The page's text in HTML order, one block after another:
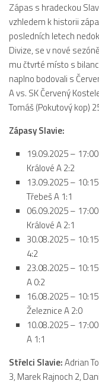
Vedení
Historie
Dokumenty
Aktuality
A tým
Zápasy MA 2026/27
Hráči
Realizační tým
Historie
Zápasy 2025/26
Zápasy 2024/25
2021/22
2020/21
2019/20
2018/19
Zápas s hradeckou
vzhledem k historii
posledních letech
Divize, se v nové
mu čtvrté místo s
naplno bodovali s
A vs. SK Červený
Tomáš (Pokutový kop)
Zápasy Slavie:
19.09.2025 –
Králové A 2:2
13.09.2025 –
Třebeš A 1:1
06.09.2025 –
Králové A 2:1
30.08.2025 –
4:2
23.08.2025 –
A 0:2
16.08.2025 –
Železnice A 2:0
10.08.2025 –
A 1:1
Střelci Slavie:Adrian
3, Marek Rajnoch 2,